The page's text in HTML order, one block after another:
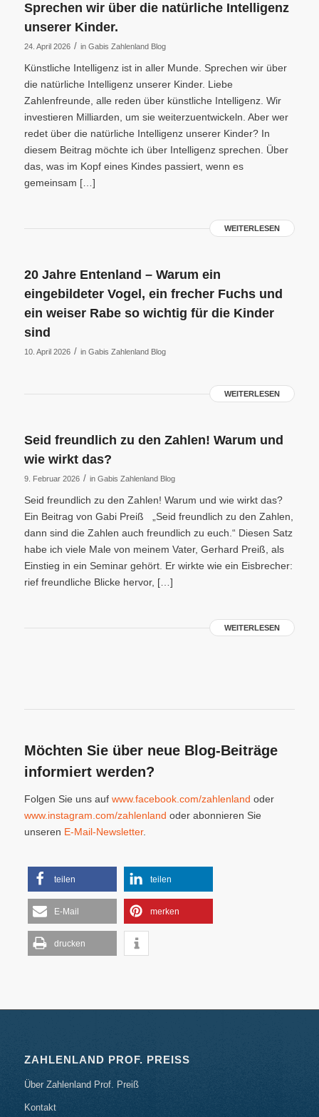
Sprechen wir über die natürliche Intelligenz
unserer Kinder.
24. April 2026 / in Gabis Zahlenland Blog
Künstliche Intelligenz ist in aller Munde. Sprechen wir über
die natürliche Intelligenz unserer Kinder. Liebe
Zahlenfreunde, alle reden über künstliche Intelligenz. Wir
investieren Milliarden, um sie weiterzuentwickeln. Aber wer
redet über die natürliche Intelligenz unserer Kinder? In
diesem Beitrag möchte ich über Intelligenz sprechen. Über
das, was im Kopf eines Kindes passiert, wenn es
gemeinsam […]
WEITERLESEN
20 Jahre Entenland – Warum ein
eingebildeter Vogel, ein frecher Fuchs und
ein weiser Rabe so wichtig für die Kinder
sind
10. April 2026 / in Gabis Zahlenland Blog
WEITERLESEN
Seid freundlich zu den Zahlen! Warum und
wie wirkt das?
9. Februar 2026 / in Gabis Zahlenland Blog
Seid freundlich zu den Zahlen! Warum und wie wirkt das?
Ein Beitrag von Gabi Preiß „Seid freundlich zu den Zahlen,
dann sind die Zahlen auch freundlich zu euch.“ Diesen Satz
habe ich viele Male von meinem Vater, Gerhard Preiß, als
Einstieg in ein Seminar gehört. Er wirkte wie ein Eisbrecher:
rief freundliche Blicke hervor, […]
WEITERLESEN
Möchten Sie über neue Blog-Beiträge
informiert werden?
Folgen Sie uns auf www.facebook.com/zahlenland oder
www.instagram.com/zahlenland oder abonnieren Sie
unseren E-Mail-Newsletter.
teilen teilen
E-Mail merken
drucken
ZAHLENLAND PROF. PREISS
Über Zahlenland Prof. Preiß
Kontakt